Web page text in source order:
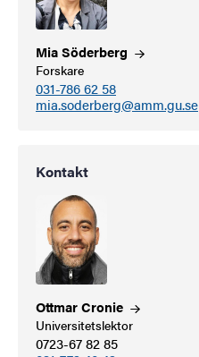
MiaSöderberg
Forskare
031-786 62 58
mia.soderberg@amm.gu.se
Kontakt
OttmarCronie
Universitetslektor
0723-67 82 85